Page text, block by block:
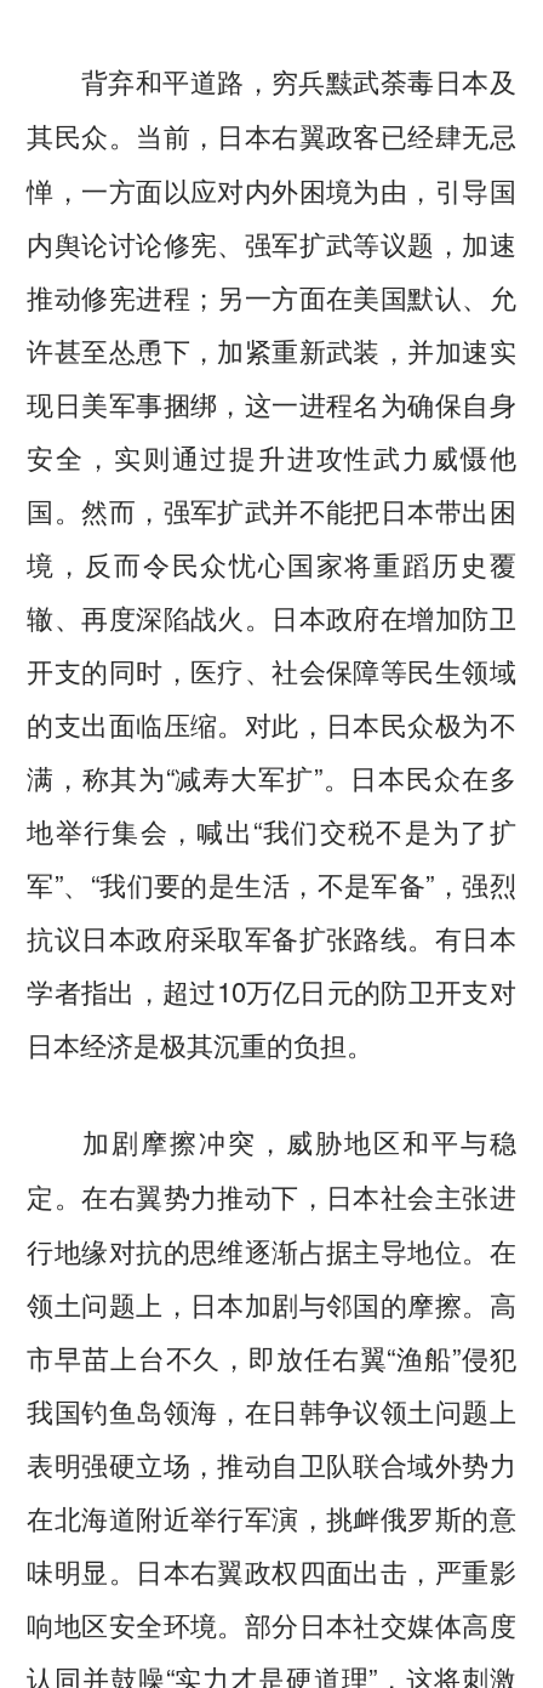
背弃和平道路，穷兵黩武荼毒日本及
其民众。 当前，日本右翼政客已经肆无忌
惮，一方面以应对内外困境为由，引导国
内舆论讨论修宪、强军扩武等议题，加速
推动修宪进程；另一方面在美国默认、允
许甚至怂恿下，加紧重新武装，并加速实
现日美军事捆绑，这一进程名为确保自身
安全，实则通过提升进攻性武力威慑他
国。然而，强军扩武并不能把日本带出困
境，反而令民众忧心国家将重蹈历史覆
辙、再度深陷战火。日本政府在增加防卫
开支的同时，医疗、社会保障等民生领域
的支出面临压缩。对此，日本民众极为不
满，称其为“减寿大军扩”。日本民众在多
地举行集会，喊出“我们交税不是为了扩
军”、“我们要的是生活，不是军备”，强烈
抗议日本政府采取军备扩张路线。有日本
学者指出，超过10万亿日元的防卫开支对
日本经济是极其沉重的负担。
加剧摩擦冲突，威胁地区和平与稳
定。在右翼势力推动下，日本社会主张进
行地缘对抗的思维逐渐占据主导地位。在
领土问题上，日本加剧与邻国的摩擦。高
市早苗上台不久，即放任右翼“渔船”侵犯
我国钓鱼岛领海，在日韩争议领土问题上
表明强硬立场，推动自卫队联合域外势力
在北海道附近举行军演，挑衅俄罗斯的意
味明显。日本右翼政权四面出击，严重影
响地区安全环境。部分日本社交媒体高度
认同并鼓噪“实力才是硬道理”，这将刺激